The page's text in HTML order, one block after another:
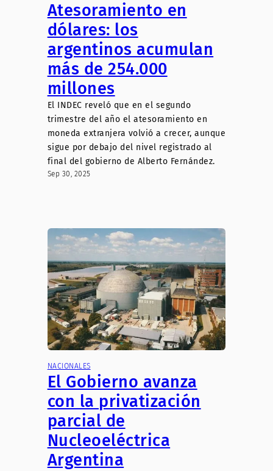
Atesoramiento en
dólares: los
argentinos acumulan
más de 254.000
millones
El INDEC reveló que en el segundo
trimestre del año el atesoramiento en
moneda extranjera volvió a crecer, aunque
sigue por debajo del nivel registrado al
final del gobierno de Alberto Fernández.
Sep 30, 2025
NACIONALES
El Gobierno avanza
con la privatización
parcial de
Nucleoeléctrica
Argentina